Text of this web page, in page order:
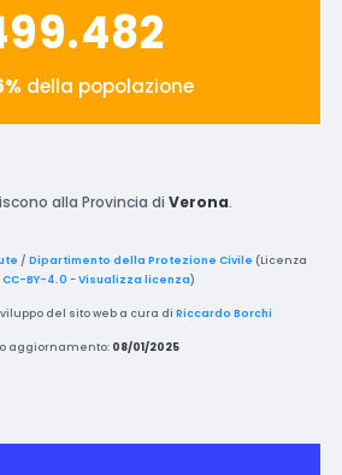
della popolazione
alla Provincia di Verona.
/ Dipartimento della Protezione Civile (Licenza
CC-BY-4.0 -Visualizza licenza)
del sito web a cura di Riccardo Borchi
aggiornamento: 08/01/2025